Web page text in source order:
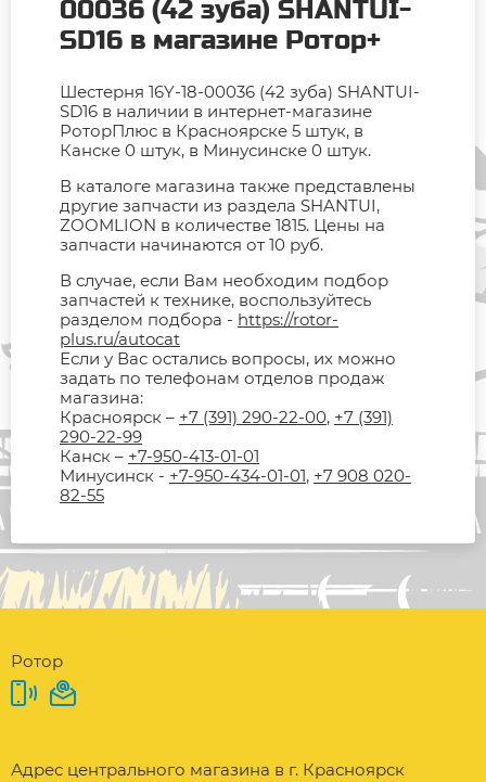
00036 (42 зуба) SHANTUI-
SD16 в магазине Ротор+
Шестерня 16Y-18-00036 (42 зуба) SHANTUI-
SD16 в наличии в интернет-магазине
РоторПлюс в Красноярске 5 штук, в
Канске 0 штук, в Минусинске 0 штук.
В каталоге магазина также представлены
другие запчасти из раздела SHANTUI,
ZOOMLION в количестве 1815. Цены на
запчасти начинаются от 10 руб.
В случае, если Вам необходим подбор
запчастей к технике, воспользуйтесь
разделом подбора - https://rotor-
plus.ru/autocat
Если у Вас остались вопросы, их можно
задать по телефонам отделов продаж
магазина:
Красноярск – +7 (391) 290-22-00, +7 (391)
290-22-99
Канск – +7-950-413-01-01
Минусинск - +7-950-434-01-01, +7 908 020-
82-55
Ротор
Адрес центрального магазина в г. Красноярск